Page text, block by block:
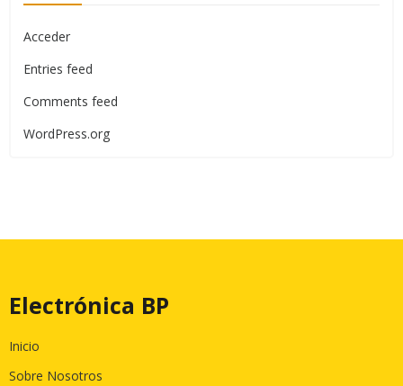
Acceder
Entries feed
Comments feed
WordPress.org
Electrónica BP
Inicio
Sobre Nosotros